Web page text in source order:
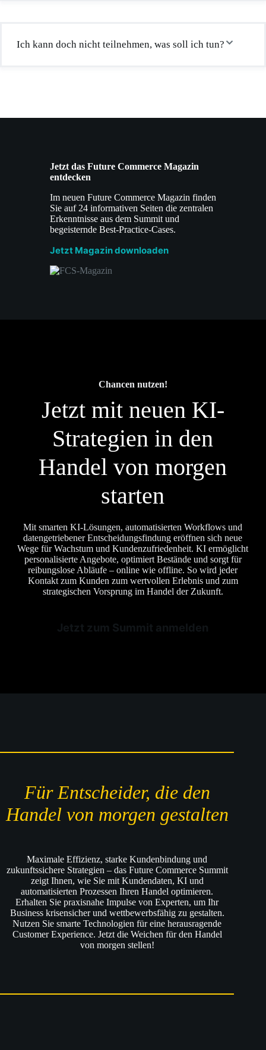
Ich kann doch nicht teilnehmen, was soll ich tun?
Jetzt das Future Commerce Magazin
entdecken
Im neuen Future Commerce Magazin finden
Sie auf 24 informativen Seiten die zentralen
Erkenntnisse aus dem Summit und
begeisternde Best-Practice-Cases.
Jetzt Magazin downloaden
Chancen nutzen!
Jetzt mit neuen KI-
Strategien in den
Handel von morgen
starten
Mit smarten KI-Lösungen, automatisierten Workflows und
datengetriebener Entscheidungsfindung eröffnen sich neue
Wege für Wachstum und Kundenzufriedenheit. KI ermöglicht
personalisierte Angebote, optimiert Bestände und sorgt für
reibungslose Abläufe – online wie offline. So wird jeder
Kontakt zum Kunden zum wertvollen Erlebnis und zum
strategischen Vorsprung im Handel der Zukunft.
Jetzt zum Summit anmelden
Für Entscheider, die den
Handel von morgen gestalten
Maximale Effizienz, starke Kundenbindung und
zukunftssichere Strategien – das Future Commerce Summit
zeigt Ihnen, wie Sie mit Kundendaten, KI und
automatisierten Prozessen Ihren Handel optimieren.
Erhalten Sie praxisnahe Impulse von Experten, um Ihr
Business krisensicher und wettbewerbsfähig zu gestalten.
Nutzen Sie smarte Technologien für eine herausragende
Customer Experience. Jetzt die Weichen für den Handel
von morgen stellen!